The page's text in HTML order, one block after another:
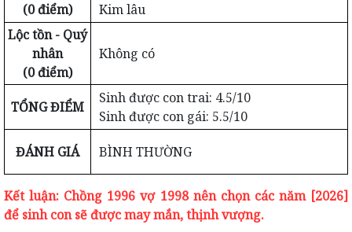
(0 điểm)
Kim lâu
Lộc tồn - Quý
nhân
(0 điểm)
Không có
TỔNG ĐIỂM
Sinh được con trai: 4.5/10
Sinh được con gái: 5.5/10
ĐÁNH GIÁ BÌNH THƯỜNG
Kết luận: Chồng 1996 vợ 1998 nên chọn các năm [2026]
để sinh con sẽ được may mắn, thịnh vượng.